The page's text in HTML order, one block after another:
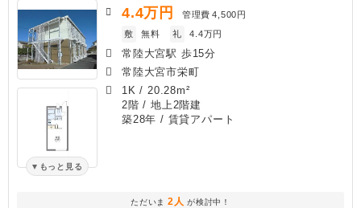
もっと見る
4.4万円 管理費 4,500円
敷
無料 礼 4.4万円
常陸大宮駅 歩15分
常陸大宮市栄町
1K / 20.28m²
2階 / 地上2階建
築28年 / 賃貸アパート
ただいま 2人 が検討中！